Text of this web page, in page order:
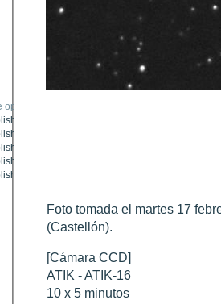
oposición 2020
"
"
"
"
"
Foto tomada el martes 17
(Castellón).
[Cámara CCD]
ATIK - ATIK-16
10 x 5 minutos